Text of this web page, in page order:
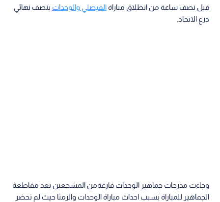
قبل نصف ساعة من انطلاق مباراةالفيصلي والوحدات بنصف نهائي
درع الاتحاد.
وجاءت مدرجات جماهير الوحدات فارغةمن المشجعين بعد مقاطعة
الجماهير للمباراة بسبب احداث مباراة الوحدات والرمثا حيث لم تحضر